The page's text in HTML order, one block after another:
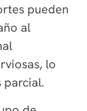
pueden
al
lo
parcial.